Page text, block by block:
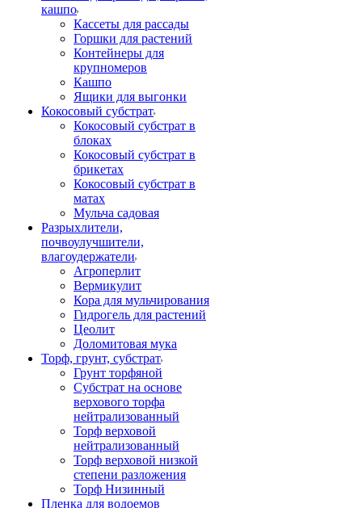
кашпо
Кассеты для рассады
Горшки для растений
Контейнеры для
крупномеров
Кашпо
Ящики для выгонки
Кокосовый субстрат
Кокосовый субстрат в
блоках
Кокосовый субстрат в
брикетах
Кокосовый субстрат в
матах
Мульча садовая
Разрыхлители,
почвоулучшители,
влагоудержатели
Агроперлит
Вермикулит
Кора для мульчирования
Гидрогель для растений
Цеолит
Доломитовая мука
Торф, грунт, субстрат
Грунт торфяной
Субстрат на основе
верхового торфа
нейтрализованный
Торф верховой
нейтрализованный
Торф верховой низкой
степени разложения
Торф Низинный
Пленка для водоемов